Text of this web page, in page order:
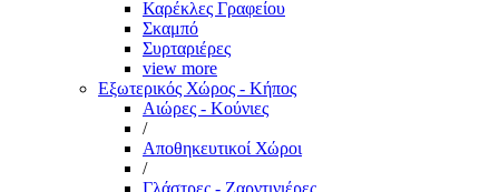
Καρέκλες Γραφείου
Σκαμπό
Συρταριέρες
view more
Εξωτερικός Χώρος - Κήπος
Αιώρες - Κούνιες
/
Αποθηκευτικοί Χώροι
/
Γλάστρες - Ζαρντινιέρες